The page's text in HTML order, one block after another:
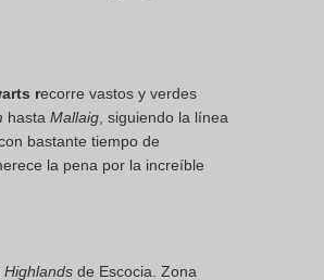
recorre vastos y verdes
hasta Mallaig , siguiendo la línea
bastante tiempo de
la pena por la increíble
Highlands de Escocia. Zona